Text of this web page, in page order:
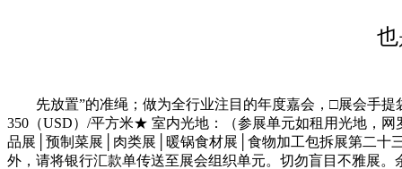
先放置”的准绳；做为全行业注目的年度嘉会，□展会手提袋
350（USD）/平方米★ 室内光地：（参展单元如租用光地，
品展│预制菜展│肉类展│暖锅食材展│食物加工包拆展第二十
外，请将银行汇款单传送至展会组织单元。切勿盲目不雅展